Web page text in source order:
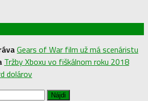
Gears of War film už má scenáristu
Tržby Xboxu vo fiškálnom roku 2018
dolárov